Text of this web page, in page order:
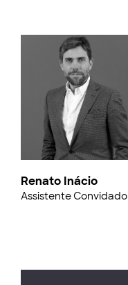
Renato Inácio
Assistente Convidado